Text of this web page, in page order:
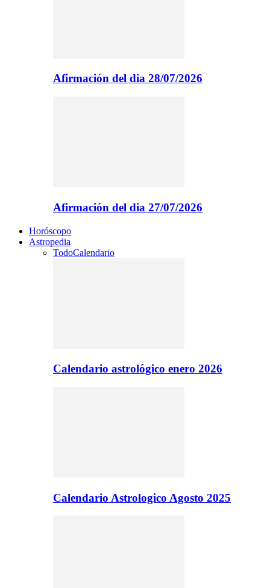
Afirmación del dia 28/07/2026
Afirmación del dia 27/07/2026
Horóscopo
Astropedia
TodoCalendario
Calendario astrológico enero 2026
Calendario Astrologico Agosto 2025